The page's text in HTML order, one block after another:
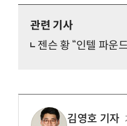
관련 기사
젠슨 황 “인텔 파운
김영호 기자